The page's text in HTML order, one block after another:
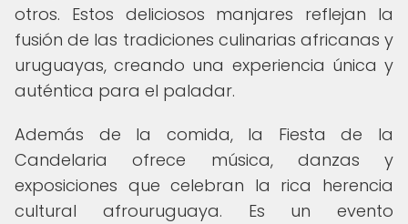
otros. Estos deliciosos manjares reflejan la
fusión de las tradiciones culinarias africanas y
uruguayas, creando una experiencia única y
auténtica para el paladar.
Además de la comida, la Fiesta de la
Candelaria ofrece música, danzas y
exposiciones que celebran la rica herencia
cultural afrouruguaya. Es un evento